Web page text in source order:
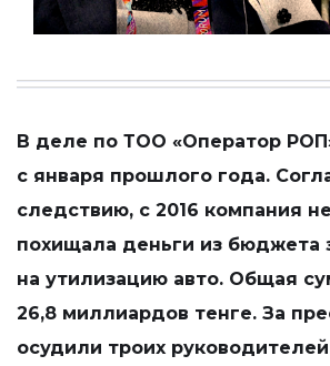
В деле по ТОО «Оператор
с января прошлого года.
следствию, с 2016 компания
похищала деньги из бюджета
на утилизацию авто. Общая
26,8 миллиардов тенге. За
осудили троих